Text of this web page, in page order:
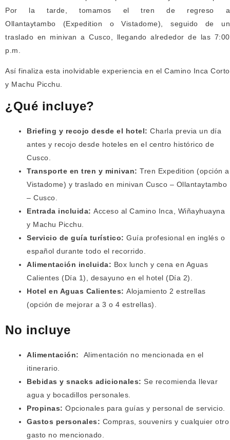
Por la tarde, tomamos el tren de regreso a
Ollantaytambo (Expedition o Vistadome), seguido de un
traslado en minivan a Cusco, llegando alrededor de las 7:00
p.m.
Así finaliza esta inolvidable experiencia en el Camino Inca Corto
y Machu Picchu.
¿Qué incluye?
Briefing y recojo desde el hotel: Charla previa un día
antes y recojo desde hoteles en el centro histórico de
Cusco.
Transporte en tren y minivan: Tren Expedition (opción a
Vistadome) y traslado en minivan Cusco – Ollantaytambo
– Cusco.
Entrada incluida: Acceso al Camino Inca, Wiñayhuayna
y Machu Picchu.
Servicio de guía turístico: Guía profesional en inglés o
español durante todo el recorrido.
Alimentación incluida: Box lunch y cena en Aguas
Calientes (Día 1), desayuno en el hotel (Día 2).
Hotel en Aguas Calientes: Alojamiento 2 estrellas
(opción de mejorar a 3 o 4 estrellas).
No incluye
Alimentación:
Alimentación no mencionada en el
itinerario.
Bebidas y snacks adicionales: Se recomienda llevar
agua y bocadillos personales.
Propinas: Opcionales para guías y personal de servicio.
Gastos personales: Compras, souvenirs y cualquier otro
gasto no mencionado.